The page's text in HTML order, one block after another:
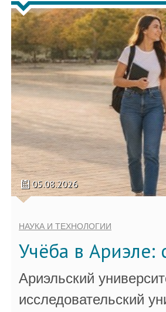
05.08.2026
НАУКА И ТЕХНОЛОГИИ
Учёба в
Ариэльский
исследовательский